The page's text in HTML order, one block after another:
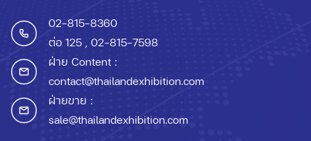
02-815-8360
ต่อ 125 , 02-815-7598
ฝ่าย Content :
contact@thailandexhibition.com
ฝ่ายขาย :
sale@thailandexhibition.com